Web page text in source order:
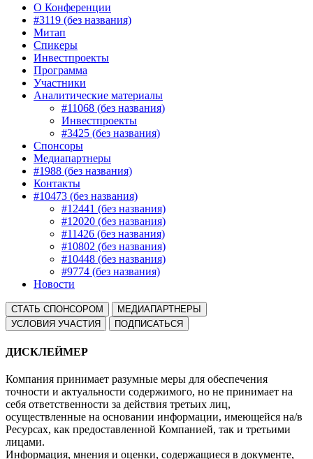
О Конференции
#3119 (без названия)
Митап
Спикеры
Инвестпроекты
Программа
Участники
Аналитические материалы
#11068 (без названия)
Инвестпроекты
#3425 (без названия)
Спонсоры
Медиапартнеры
#1988 (без названия)
Контакты
#10473 (без названия)
#12441 (без названия)
#12020 (без названия)
#11426 (без названия)
#10802 (без названия)
#10448 (без названия)
#9774 (без названия)
Новости
СТАТЬ СПОНСОРОМ
МЕДИАПАРТНЕРЫ
УСЛОВИЯ УЧАСТИЯ
ПОДПИСАТЬСЯ
ДИСКЛЕЙМЕР
Компания принимает разумные меры для обеспечения
точности и актуальности содержимого, но не принимает на
себя ответственности за действия третьих лиц,
осуществленные на основании информации, имеющейся на/в
Ресурсах, как предоставленной Компанией, так и третьими
лицами.
Информация, мнения и оценки, содержащиеся в документе,